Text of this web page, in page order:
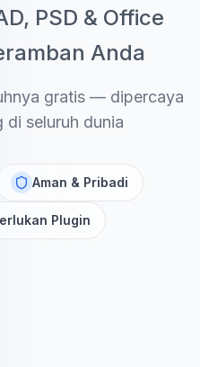
PSD & Office
Anda
gratis — dipercaya
di seluruh dunia
Aman & Pribadi
Plugin